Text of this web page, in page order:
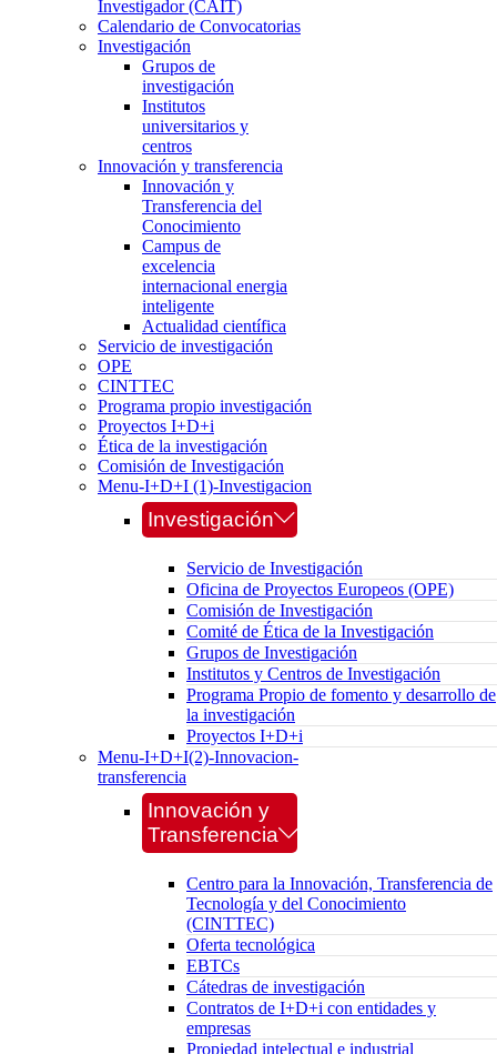
Investigador (CAIT)
Calendario de Convocatorias
Investigación
Grupos de
investigación
Institutos
universitarios y
centros
Innovación y transferencia
Innovación y
Transferencia del
Conocimiento
Campus de
excelencia
internacional energia
inteligente
Actualidad científica
Servicio de investigación
OPE
CINTTEC
Programa propio investigación
Proyectos I+D+i
Ética de la investigación
Comisión de Investigación
Menu-I+D+I (1)-Investigacion
Investigación
Servicio de Investigación
Oficina de Proyectos Europeos (OPE)
Comisión de Investigación
Comité de Ética de la Investigación
Grupos de Investigación
Institutos y Centros de Investigación
Programa Propio de fomento y desarrollo de
la investigación
Proyectos I+D+i
Menu-I+D+I(2)-Innovacion-
transferencia
Innovación y
Transferencia
Centro para la Innovación, Transferencia de
Tecnología y del Conocimiento
(CINTTEC)
Oferta tecnológica
EBTCs
Cátedras de investigación
Contratos de I+D+i con entidades y
empresas
Propiedad intelectual e industrial